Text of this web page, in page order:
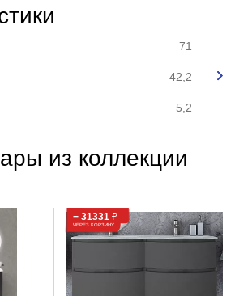
71
42,2
5,2
из коллекции
− 31331 ₽
ЧЕРЕЗ КОРЗИНУ